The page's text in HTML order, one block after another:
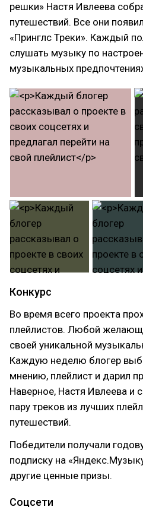
решки» Настя Ивлеева
путешествий. Все они
«Принглс Треки». Каждый
слушать музыку по
музыкальных
Конкурс
Во время всего проекта
плейлистов. Любой
своей уникальной
Каждую неделю блогер
мнению, плейлист и дарил
Наверное, Настя Ивлеева и
пару треков из лучших
путешествий.
Победители получали
подписку на
другие ценные призы.
Соцсети